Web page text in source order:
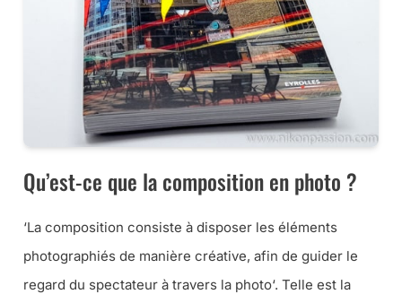
Qu’est-ce que la composition en photo ?
‘La composition consiste à disposer les éléments
photographiés de manière créative, afin de guider le
regard du spectateur à travers la photo‘. Telle est la